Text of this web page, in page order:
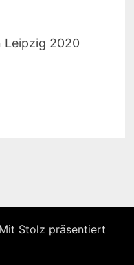
Leipzig 2020
Stolz präsentiert